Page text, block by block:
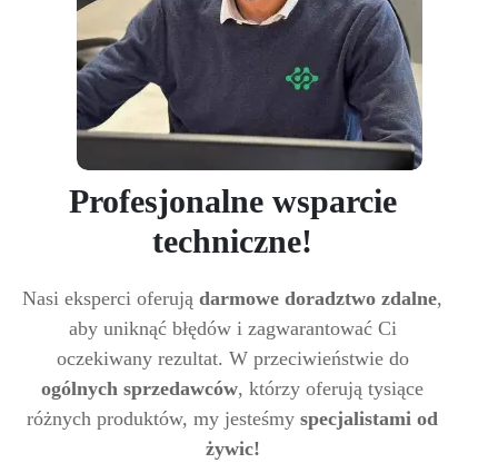
Profesjonalne wsparcie
techniczne!
Nasi eksperci oferują darmowe doradztwo zdalne,
aby uniknąć błędów i zagwarantować Ci
oczekiwany rezultat. W przeciwieństwie do
ogólnych sprzedawców, którzy oferują tysiące
różnych produktów, my jesteśmy specjalistami od
żywic!